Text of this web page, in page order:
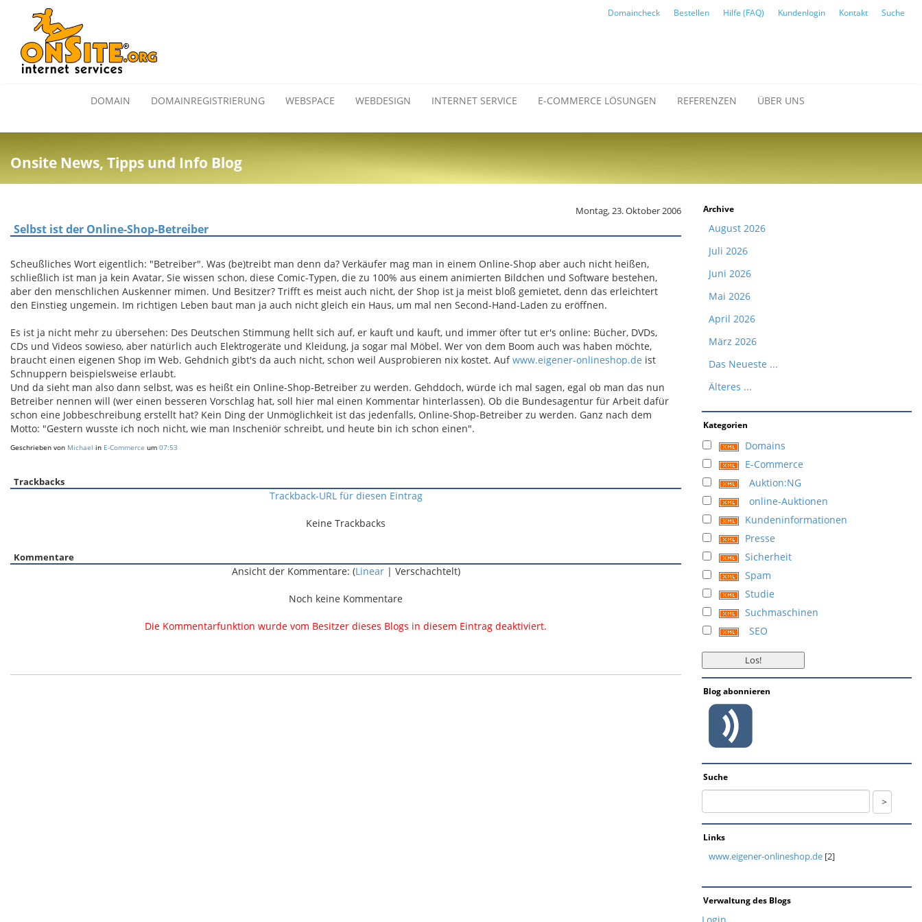
Domaincheck Bestellen Hilfe (FAQ) Kundenlogin Kontakt Suche
DOMAIN DOMAINREGISTRIERUNG WEBSPACE WEBDESIGN INTERNET SERVICE E-COMMERCE LÖSUNGEN REFERENZEN ÜBER UNS
Onsite News, Tipps und Info Blog
Montag, 23. Oktober 2006
Selbst ist der Online-Shop-Betreiber
Scheußliches Wort eigentlich: "Betreiber". Was (be)treibt man denn da? Verkäufer mag man in einem Online-Shop aber auch nicht heißen,
schließlich ist man ja kein Avatar, Sie wissen schon, diese Comic-Typen, die zu 100% aus einem animierten Bildchen und Software bestehen,
aber den menschlichen Auskenner mimen. Und Besitzer? Trifft es meist auch nicht, der Shop ist ja meist bloß gemietet, denn das erleichtert
den Einstieg ungemein. Im richtigen Leben baut man ja auch nicht gleich ein Haus, um mal nen Second-Hand-Laden zu eröffnen.
Es ist ja nicht mehr zu übersehen: Des Deutschen Stimmung hellt sich auf, er kauft und kauft, und immer öfter tut er's online: Bücher, DVDs,
CDs und Videos sowieso, aber natürlich auch Elektrogeräte und Kleidung, ja sogar mal Möbel. Wer von dem Boom auch was haben möchte,
braucht einen eigenen Shop im Web. Gehdnich gibt's da auch nicht, schon weil Ausprobieren nix kostet. Aufwww.eigener-onlineshop.de ist
Schnuppern beispielsweise erlaubt.
Und da sieht man also dann selbst, was es heißt ein Online-Shop-Betreiber zu werden. Gehddoch, würde ich mal sagen, egal ob man das nun
Betreiber nennen will (wer einen besseren Vorschlag hat, soll hier mal einen Kommentar hinterlassen). Ob die Bundesagentur für Arbeit dafür
schon eine Jobbeschreibung erstellt hat? Kein Ding der Unmöglichkeit ist das jedenfalls, Online-Shop-Betreiber zu werden. Ganz nach dem
Motto: "Gestern wusste ich noch nicht, wie man Inscheniör schreibt, und heute bin ich schon einen".
Geschrieben von Michael in E-Commerce um 07:53
Trackbacks
Trackback-URL für diesen Eintrag
Keine Trackbacks
Kommentare
Ansicht der Kommentare: (Linear| Verschachtelt)
Noch keine Kommentare
Die Kommentarfunktion wurde vom Besitzer dieses Blogs in diesem Eintrag deaktiviert.
Archive
August 2026
Juli 2026
Juni 2026
Mai 2026
April 2026
März 2026
Das Neueste ...
Älteres ...
Kategorien
Domains
E-Commerce
Auktion:NG
online-Auktionen
Kundeninformationen
Presse
Sicherheit
Spam
Studie
Suchmaschinen
SEO
Blog abonnieren
Suche
Links
www.eigener-onlineshop.de [2]
Verwaltung des Blogs